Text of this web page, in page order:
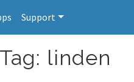
Support
linden